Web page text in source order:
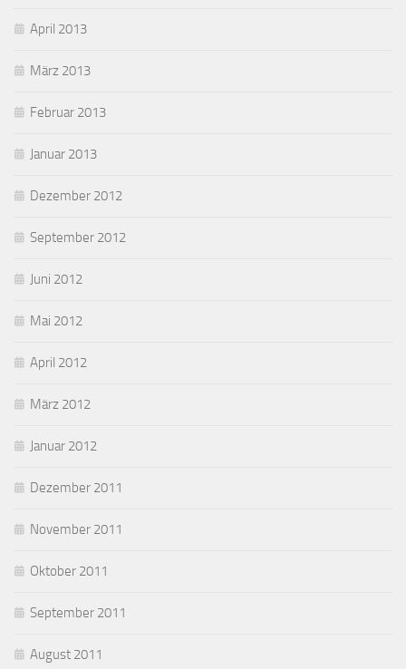
April 2013
März 2013
Februar 2013
Januar 2013
Dezember 2012
September 2012
Juni 2012
Mai 2012
April 2012
März 2012
Januar 2012
Dezember 2011
November 2011
Oktober 2011
September 2011
August 2011